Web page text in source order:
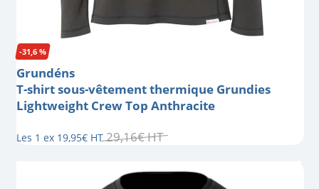
-31,6 %
Grundéns
T-shirt sous-vêtement thermique Grundies
Lightweight Crew Top Anthracite
Les 1 ex 19,95€ HT 29,16€HT